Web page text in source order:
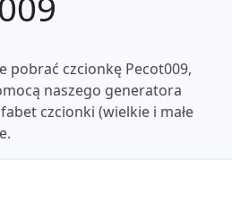
pobrać czcionkę Pecot009,
naszego generatora
czcionki (wielkie i małe